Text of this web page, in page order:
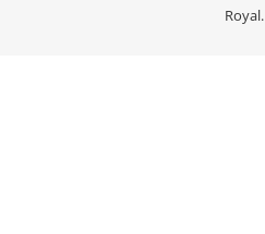
Royal.